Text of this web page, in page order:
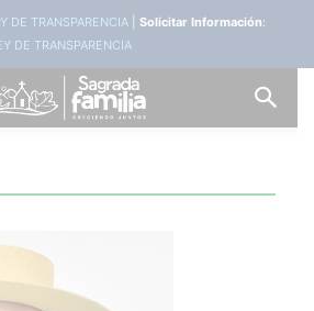
DE TRANSPARENCIA| Solicitar Información:
DE TRANSPARENCIA